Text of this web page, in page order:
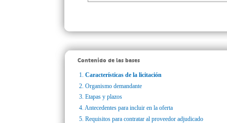
Contenido de las bases
1. Características de la licitación
2. Organismo demandante
3. Etapas y plazos
4. Antecedentes para incluir en la oferta
5. Requisitos para contratar al proveedor adjudicado